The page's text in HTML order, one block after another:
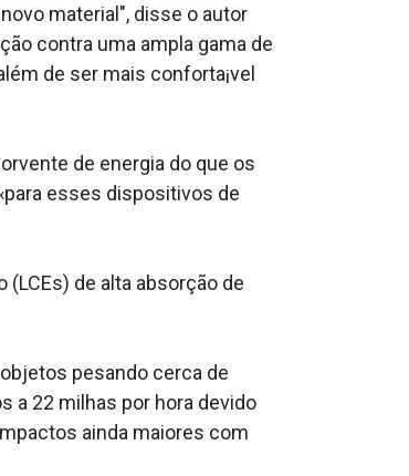
material", disse o autor
contra uma ampla gama de
de ser mais conforta¡vel
de energia do que os
esses dispositivos de
de alta absorção de
pesando cerca de
a 22 milhas por hora devido
ainda maiores com